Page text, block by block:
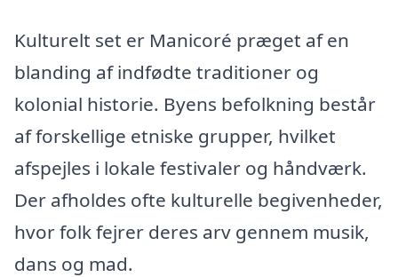
Kulturelt set er Manicoré præget af en
blanding af indfødte traditioner og
kolonial historie. Byens befolkning består
af forskellige etniske grupper, hvilket
afspejles i lokale festivaler og håndværk.
Der afholdes ofte kulturelle begivenheder,
hvor folk fejrer deres arv gennem musik,
dans og mad.